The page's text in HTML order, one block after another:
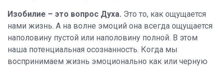
Изобилие – это вопрос Духа. Это то, как ощущается
нами жизнь. А на волне эмоций она всегда ощущается
наполовину пустой или наполовину полной. В этом
наша потенциальная осознанность. Когда мы
воспринимаем жизнь эмоционально как или черную